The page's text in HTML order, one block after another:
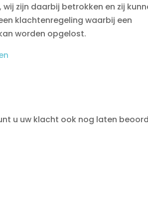
zijn daarbij betrokken en zij
klachtenregeling waarbij een
worden opgelost.
u uw klacht ook nog laten